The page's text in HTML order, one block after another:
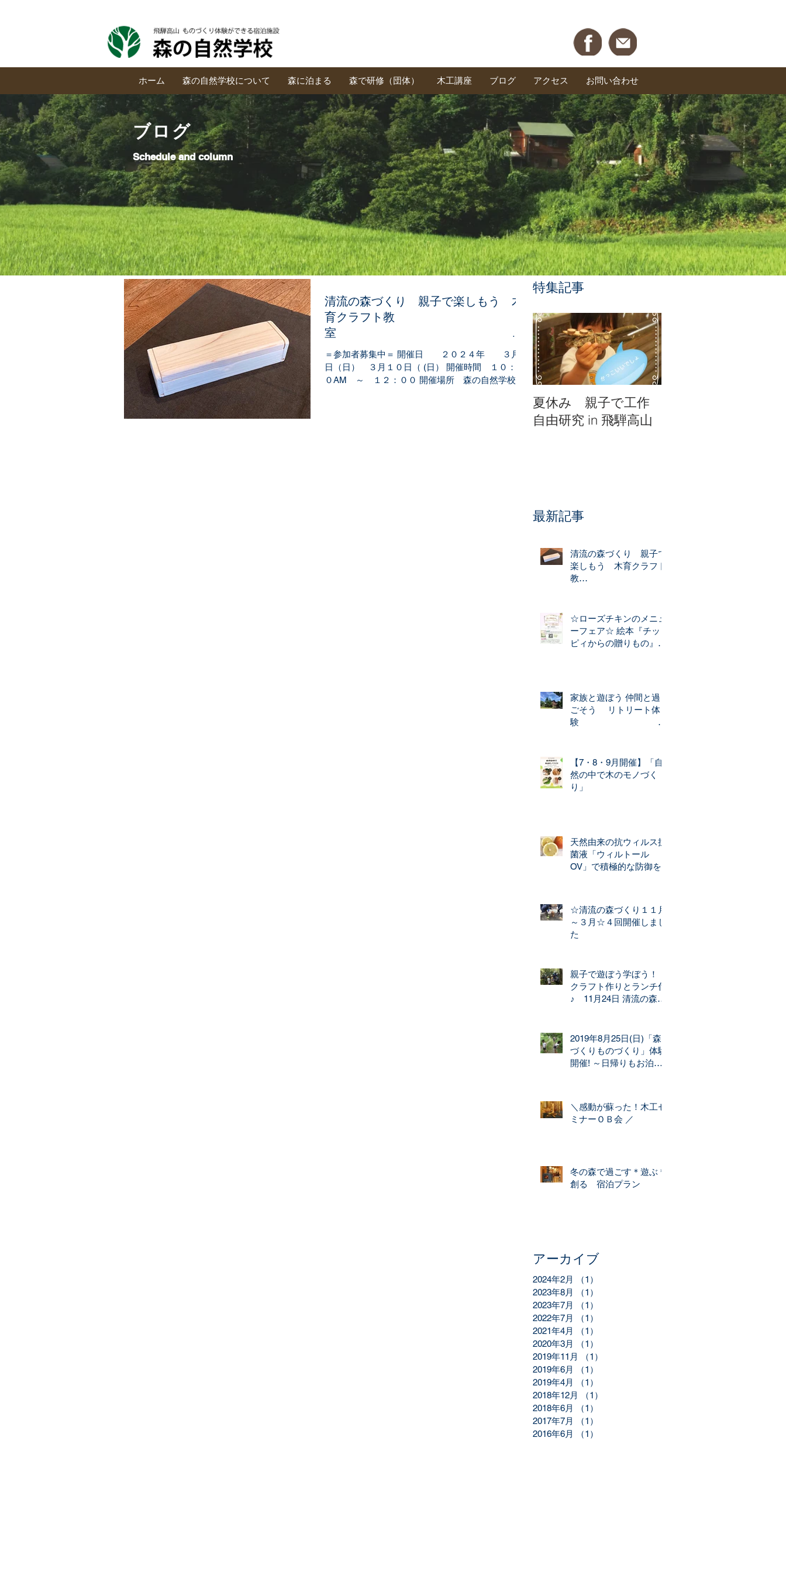
ホーム 森の自然学校について 森に泊まる 森で研修（団体） 木工講座 ブログ アクセス お問い合わせ
ブログ
Schedule and column
清流の森づくり 親子で楽しもう 木
育クラフト教
室
☆「木のペンケース」
☆「木のスマホ立て」☆づくり
＝参加者募集中＝ 開催日 ２０２４年 ３月３
日（日） ３月１０日（ (日） 開催時間 １０：０
０AM ～ １２：００ 開催場所 森の自然学校
特集記事
夏休み 親子で工作
自由研究 in 飛騨高山
最新記事
清流の森づくり 親子で
楽しもう 木育クラフト
教
☆「木のペンケース」
☆「木のスマホ立て」☆
づくり
☆ローズチキンのメニュ
ーフェア☆ 絵本『チッ
ピィからの贈りもの』か
します！
家族と遊ぼう 仲間と過
ごそう リトリート体
験
【7・8・9月開催】「自
然の中で木のモノづく
り」
天然由来の抗ウィルス抗
菌液「ウィルトール
OV」で積極的な防御を
☆清流の森づくり１１月
～３月☆４回開催しまし
た
親子で遊ぼう学ぼう！
クラフト作りとランチ付
♪ 11月24日 清流の森づ
2019年8月25日(日)「森
づくりものづくり」体験
開催! ～日帰りもお泊り
＼感動が蘇った！木工セ
ミナーＯＢ会 ／
冬の森で過ごす＊遊ぶ＊
創る 宿泊プラン
アーカイブ
2024年2月 （1）
2023年8月
（1）
2023年7月
（1）
2022年7月
（1）
2021年4月
（1）
2020年3月
（1）
2019年11月
（1）
2019年6月
（1）
2019年4月
（1）
2018年12月
（1）
2018年6月
（1）
2017年7月
（1）
2016年6月
（1）